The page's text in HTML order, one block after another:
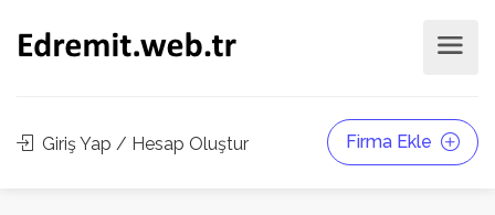
Giriş Yap / Hesap Oluştur Firma Ekle